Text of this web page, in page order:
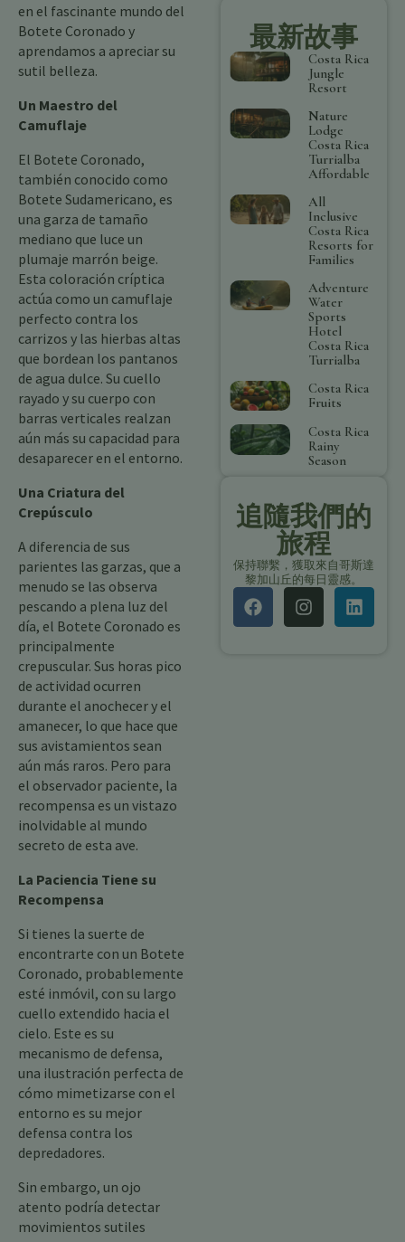
en el fascinante mundo del
Botete Coronado y
aprendamos a apreciar su
sutil belleza.
Un Maestro del
Camuflaje
El Botete Coronado,
también conocido como
Botete Sudamericano, es
una garza de tamaño
mediano que luce un
plumaje marrón beige.
Esta coloración críptica
actúa como un camuflaje
perfecto contra los
carrizos y las hierbas altas
que bordean los pantanos
de agua dulce. Su cuello
rayado y su cuerpo con
barras verticales realzan
aún más su capacidad para
desaparecer en el entorno.
Una Criatura del
Crepúsculo
A diferencia de sus
parientes las garzas, que a
menudo se las observa
pescando a plena luz del
día, el Botete Coronado es
principalmente
crepuscular. Sus horas pico
de actividad ocurren
durante el anochecer y el
amanecer, lo que hace que
sus avistamientos sean
aún más raros. Pero para
el observador paciente, la
recompensa es un vistazo
inolvidable al mundo
secreto de esta ave.
La Paciencia Tiene su
Recompensa
Si tienes la suerte de
encontrarte con un Botete
Coronado, probablemente
esté inmóvil, con su largo
cuello extendido hacia el
cielo. Este es su
mecanismo de defensa,
una ilustración perfecta de
cómo mimetizarse con el
entorno es su mejor
defensa contra los
depredadores.
Sin embargo, un ojo
atento podría detectar
movimientos sutiles
最新故事
Costa Rica
Jungle
Resort
Nature
Lodge
Costa Rica
Turrialba
Affordable
All
Inclusive
Costa Rica
Resorts for
Families
Adventure
Water
Sports
Hotel
Costa Rica
Turrialba
Costa Rica
Fruits
Costa Rica
Rainy
Season
追隨我們的
旅程
保持聯繫，獲取來自哥斯達
黎加山丘的每日靈感。